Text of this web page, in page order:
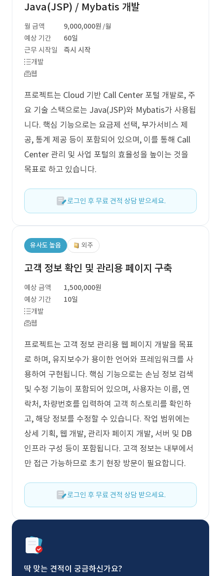
Java(JSP) / Mybatis 개발
월 금액 9,000,000원 /월
예상 기간
60일
근무 시작일
즉시 시작
개발
웹
프로젝트는 Cloud 기반 Call Center 포털 개발로, 주
요 기술 스택으로는 Java(JSP)와 Mybatis가 사용됩
니다. 핵심 기능으로는 요금제 선택, 부가서비스 제
공, 통계 제공 등이 포함되어 있으며, 이를 통해 Call
Center 관리 및 사업 포털의 효율성을 높이는 것을
목표로 하고 있습니다.
로그인 후 무료 견적 상담 받으세요.
유사도 높음 외주
고객 정보 확인 및 관리용 페이지 구축
예상 금액
1,500,000원
예상 기간
10일
개발
웹
프로젝트는 고객 정보 관리용 웹 페이지 개발을 목표
로 하며, 유지보수가 용이한 언어와 프레임워크를 사
용하여 구현됩니다. 핵심 기능으로는 손님 정보 검색
및 수정 기능이 포함되어 있으며, 사용자는 이름, 연
락처, 차량번호를 입력하여 고객 히스토리를 확인하
고, 해당 정보를 수정할 수 있습니다. 작업 범위에는
상세 기획, 웹 개발, 관리자 페이지 개발, 서버 및 DB
인프라 구성 등이 포함됩니다. 고객 정보는 내부에서
만 접근 가능하므로 초기 현장 방문이 필요합니다.
로그인 후 무료 견적 상담 받으세요.
딱 맞는 견적이 궁금하신가요?